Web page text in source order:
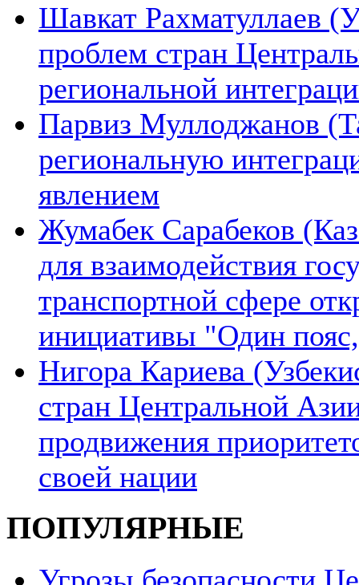
Шавкат Рахматуллаев
проблем стран
региональной
Парвиз Муллоджанов
региональную
явлением
Жумабек Сарабеков
для взаимодействия
транспортной сфере
инициативы "Один
Нигора Кариева
стран Центральной
продвижения
своей нации
ПОПУЛЯРНЫЕ